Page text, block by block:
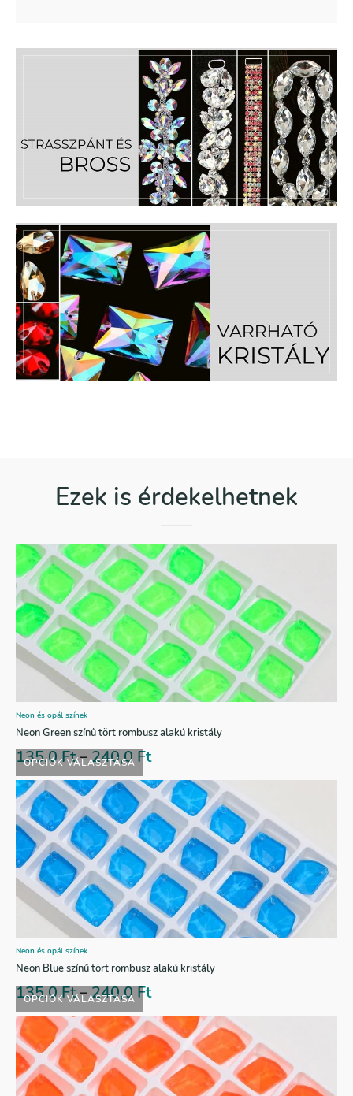
Ezek is érdekelhetnek
OPCIÓK VÁLASZTÁSA
Neon és opál színek
Neon Green színű tört rombusz alakú kristály
135,0Ft–240,0Ft
OPCIÓK VÁLASZTÁSA
Neon és opál színek
Neon Blue színű tört rombusz alakú kristály
135,0Ft–240,0Ft